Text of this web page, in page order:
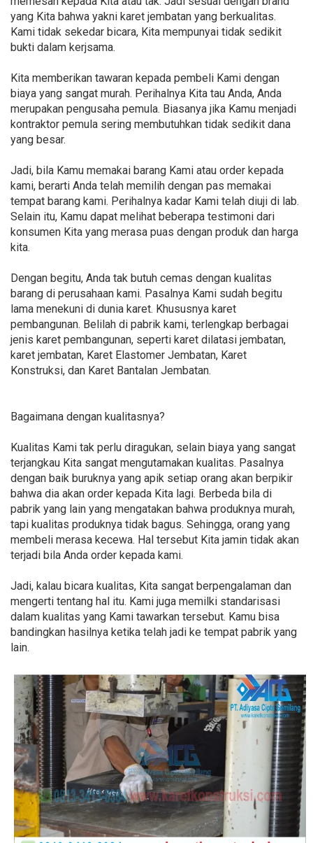
yang Kita bahwa yakni karet jembatan yang berkualitas.
Kami tidak sekedar bicara, Kita mempunyai tidak sedikit
bukti dalam kerjsama.
Kita memberikan tawaran kepada pembeli Kami dengan
biaya yang sangat murah. Perihalnya Kita tau Anda, Anda
merupakan pengusaha pemula. Biasanya jika Kamu menjadi
kontraktor pemula sering membutuhkan tidak sedikit dana
yang besar.
Jadi, bila Kamu memakai barang Kami atau order kepada
kami, berarti Anda telah memilih dengan pas memakai
tempat barang kami. Perihalnya kadar Kami telah diuji di lab.
Selain itu, Kamu dapat melihat beberapa testimoni dari
konsumen Kita yang merasa puas dengan produk dan harga
kita.
Dengan begitu, Anda tak butuh cemas dengan kualitas
barang di perusahaan kami. Pasalnya Kami sudah begitu
lama menekuni di dunia karet. Khususnya karet
pembangunan. Belilah di pabrik kami, terlengkap berbagai
jenis karet pembangunan, seperti karet dilatasi jembatan,
karet jembatan, Karet Elastomer Jembatan, Karet
Konstruksi, dan Karet Bantalan Jembatan.
Bagaimana dengan kualitasnya?
Kualitas Kami tak perlu diragukan, selain biaya yang sangat
terjangkau Kita sangat mengutamakan kualitas. Pasalnya
dengan baik buruknya yang apik setiap orang akan berpikir
bahwa dia akan order kepada Kita lagi. Berbeda bila di
pabrik yang lain yang mengatakan bahwa produknya murah,
tapi kualitas produknya tidak bagus. Sehingga, orang yang
membeli merasa kecewa. Hal tersebut Kita jamin tidak akan
terjadi bila Anda order kepada kami.
Jadi, kalau bicara kualitas, Kita sangat berpengalaman dan
mengerti tentang hal itu. Kami juga memilki standarisasi
dalam kualitas yang Kami tawarkan tersebut. Kamu bisa
bandingkan hasilnya ketika telah jadi ke tempat pabrik yang
lain.